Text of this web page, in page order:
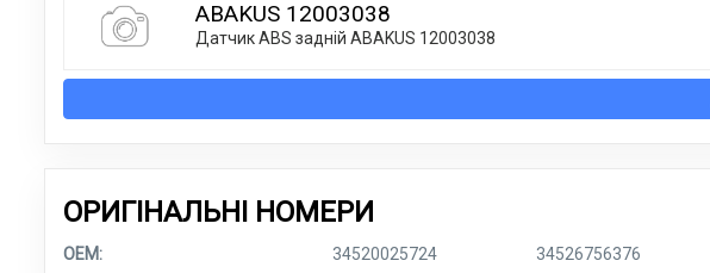
ABAKUS 12003038
Датчик АВS заднiй ABAKUS 12003038
ОРИГІНАЛЬНІ НОМЕРИ
OEM: 34520025724 34526756376